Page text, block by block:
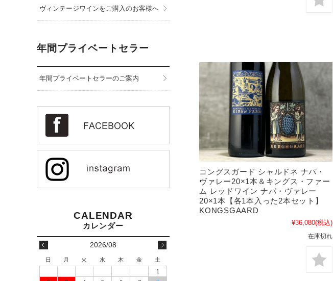
コングスガード シャルドネ ナパ・
ヴァレー20×1本＆キングス・ファー
ム レッドワイン ナパ・ヴァレー
20×1本【各1本入った2本セット】
KONGSGAARD
¥36,080(税込)
在庫切れ
ヴィンテージワインをご購入のお客様へ
年間プライベートセラー
年間プライベートセラーのご案内
2026/08
日 月 火 水 木 金
土
1